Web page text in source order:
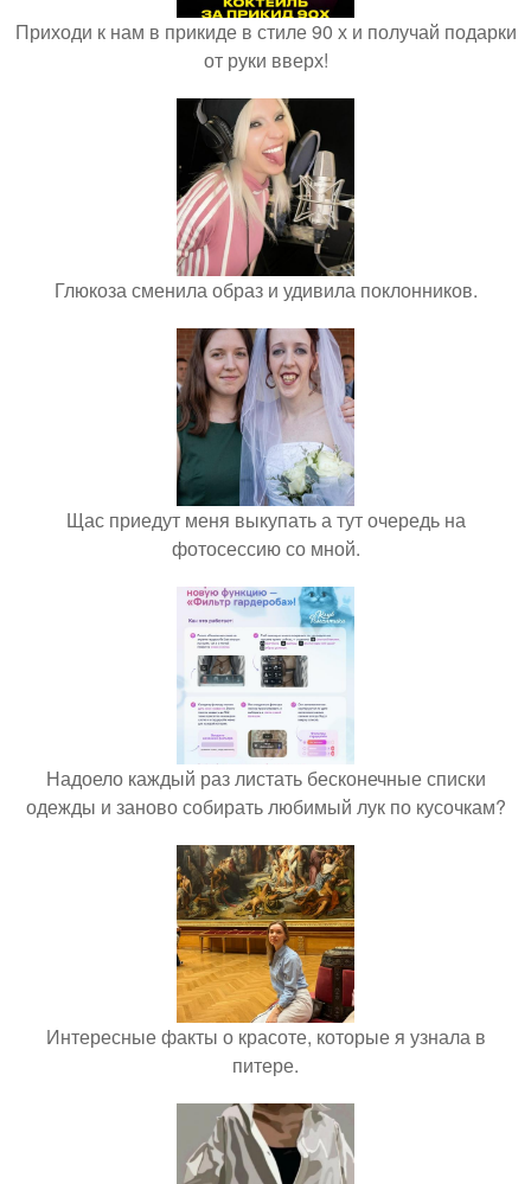
Приходи к нам в прикиде в стиле 90 х и получай подарки
от руки вверх!
Глюкоза сменила образ и удивила поклонников.
Щас приедут меня выкупать а тут очередь на
фотосессию со мной.
Надоело каждый раз листать бесконечные списки
одежды и заново собирать любимый лук по кусочкам?
Интересные факты о красоте, которые я узнала в
питере.